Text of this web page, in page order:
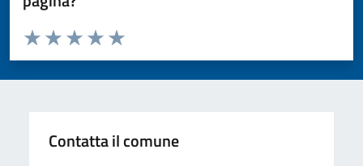
Valuta da 1 a 5 stelle la pagina
Valuta 5 stelle su 5
Valuta 4 stelle su 5
Valuta 3 stelle su 5
Valuta 2 stelle su 5
Valuta 1 stelle su 5
Contatta il comune